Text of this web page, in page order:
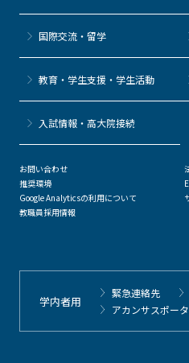
国際交流・留学
教育・学生支援・学生活動
⼊試情報・高大院接続
お問い合わせ
推奨環境
Google Analyticsの利用について
教職員採用情報
学内者用
緊急連絡先
アカンサスポー